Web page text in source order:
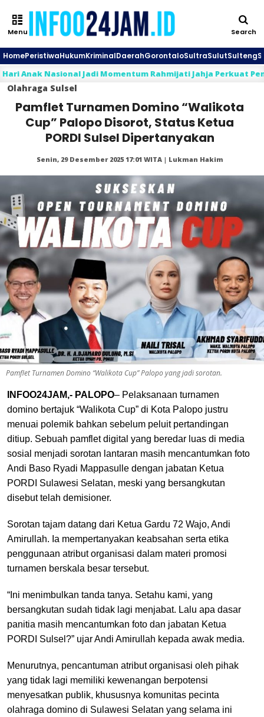
Search
Menu
HomePeristiwaHukumKriminalDaerahGorontaloSultraSulutSulteng
Nasional Jadi Momentum Rahmijati Jahja Perkuat Pembinaan
Olahraga Sulsel
Pamflet Turnamen Domino “Walikota
Cup” Palopo Disorot, Status Ketua
PORDI Sulsel Dipertanyakan
Senin, 29 Desember 2025 17:01 WITA | Lukman Hakim
Pamflet Turnamen Domino “Walikota Cup” Palopo yang jadi sorotan.
INFOO24JAM,- PALOPO– Pelaksanaan turnamen
domino bertajuk “Walikota Cup” di Kota Palopo justru
menuai polemik bahkan sebelum peluit pertandingan
ditiup. Sebuah pamflet digital yang beredar luas di media
sosial menjadi sorotan lantaran masih mencantumkan foto
Andi Baso Ryadi Mappasulle dengan jabatan Ketua
PORDI Sulawesi Selatan, meski yang bersangkutan
disebut telah demisioner.
Sorotan tajam datang dari Ketua Gardu 72 Wajo, Andi
Amirullah. Ia mempertanyakan keabsahan serta etika
penggunaan atribut organisasi dalam materi promosi
turnamen berskala besar tersebut.
“Ini menimbulkan tanda tanya. Setahu kami, yang
bersangkutan sudah tidak lagi menjabat. Lalu apa dasar
panitia masih mencantumkan foto dan jabatan Ketua
PORDI Sulsel?” ujar Andi Amirullah kepada awak media.
Menurutnya, pencantuman atribut organisasi oleh pihak
yang tidak lagi memiliki kewenangan berpotensi
menyesatkan publik, khususnya komunitas pecinta
olahraga domino di Sulawesi Selatan yang selama ini